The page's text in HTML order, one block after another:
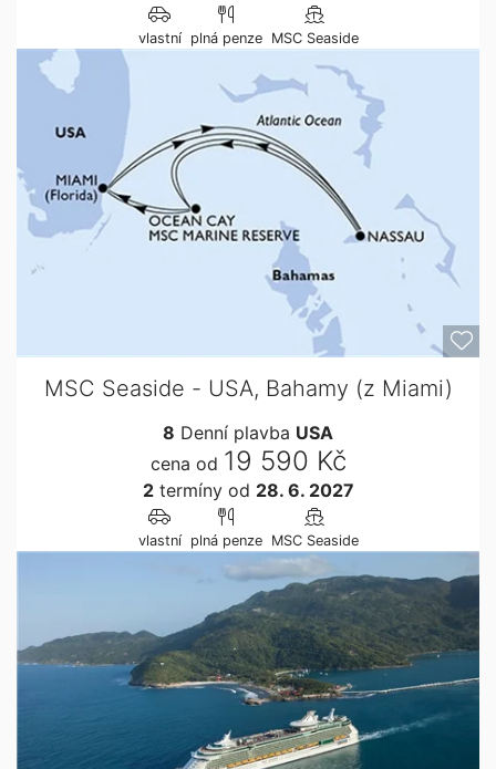
vlastní plná penze MSC Seaside
MSC Seaside - USA, Bahamy (z Miami)
8 Denní plavba USA
cena od 19 590 Kč
2termínyod 28. 6. 2027
vlastní plná penze MSC Seaside